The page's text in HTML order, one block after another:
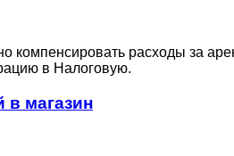
компенсировать расходы за
в Налоговую.
в ​​магазин